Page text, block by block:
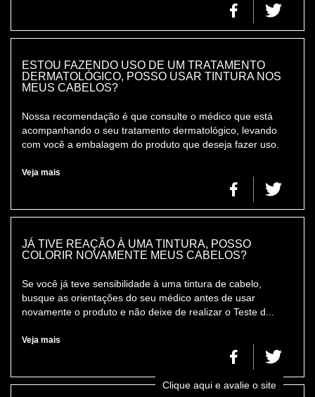
ESTOU FAZENDO USO DE UM TRATAMENTO
DERMATOLÓGICO, POSSO USAR TINTURA NOS
MEUS CABELOS?
Nossa recomendação é que consulte o médico que está
acompanhando o seu tratamento dermatológico, levando
com você a embalagem do produto que deseja fazer uso.
Veja mais
JÁ TIVE REAÇÃO À UMA TINTURA, POSSO
COLORIR NOVAMENTE MEUS CABELOS?
Se você já teve sensibilidade à uma tintura de cabelo,
busque as orientações do seu médico antes de usar
novamente o produto e não deixe de realizar o Teste d...
Veja mais
Clique aqui e avalie o site